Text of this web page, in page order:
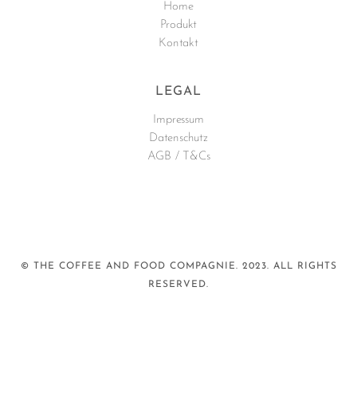
Home
Produkt
Kontakt
LEGAL
Impressum
Datenschutz
AGB / T&Cs
© THE COFFEE AND FOOD COMPAGNIE. 2023. ALL RIGHTS
RESERVED.